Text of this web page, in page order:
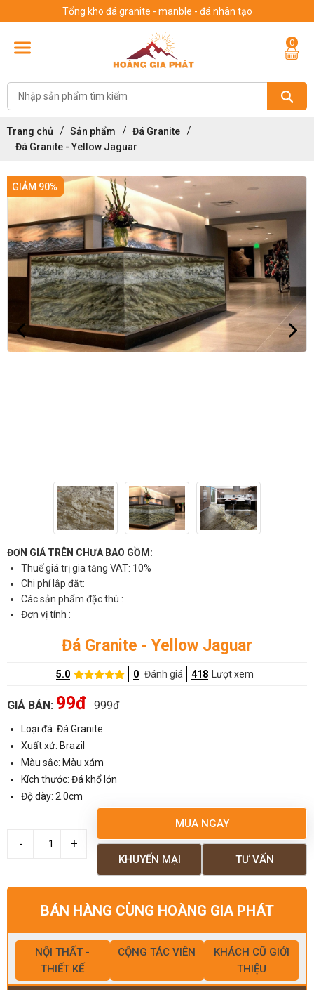
Tổng kho đá granite - manble - đá nhân tạo
0
Trang chủ Sản phẩm
Đá Granite
Đá Granite - Yellow Jaguar
GIẢM 90%
ĐƠN GIÁ TRÊN CHƯA BAO GỒM:
Thuế giá trị gia tăng VAT: 10%
Chi phí lắp đặt:
Các sản phẩm đặc thù :
Đơn vị tính :
Đá Granite - Yellow Jaguar
5.0 0 Đánh giá 418 Lượt xem
GIÁ BÁN: 99đ 999đ
Loại đá: Đá Granite
Xuất xứ: Brazil
Màu sắc: Màu xám
Kích thước: Đá khổ lớn
Độ dày: 2.0cm
MUA NGAY
TƯ VẤN
KHUYẾN MẠI
BÁN HÀNG CÙNG HOÀNG GIA PHÁT
NỘI THẤT -
THIẾT KẾ
CỘNG TÁC VIÊN
KHÁCH CŨ GIỚI
THIỆU